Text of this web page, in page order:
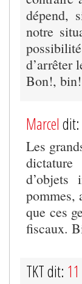
dépend,
notre
d’arrêter
Bon!, bin!
Marcel dit:
Les
pommes,
que ces
fiscaux.
TKT dit: